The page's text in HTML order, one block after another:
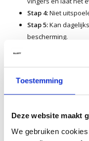
Toestemming
Deze website maakt
We gebruiken
Stap 4:Niet
Stap 5:Kan
bescherming.
Tip van onze kappers
Gebruik deze spray als
achteraf als finishing
subtiele glans tussen
CleanserenGlow
kleurverzorgingsroutine.